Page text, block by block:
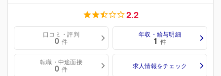
2.2
口コミ・評判
0 件
年収・給与明細
1 件
転職・中途面接
0 件 求人情報をチェック